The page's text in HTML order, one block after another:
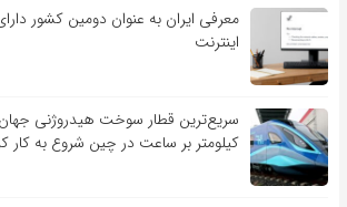
معرفی ایران به عنوان دومین کشور
اینترنت
کیلومتر بر ساعت در چین شروع به کار